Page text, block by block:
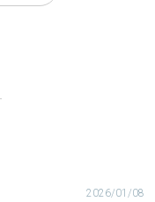
2026/01/08